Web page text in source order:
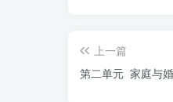
19．劳
上一篇
第二单元 家庭与